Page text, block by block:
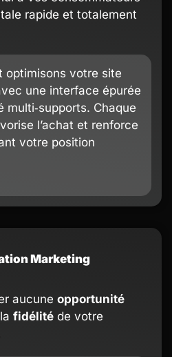
Marketing
aucune opportunité
fidélité de votre
rapide et totalement
optimisons votre site
une interface épurée
multi‑supports. Chaque
l’achat et renforce
votre position